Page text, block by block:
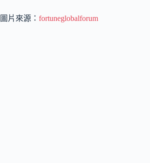
圖片來源： fortuneglobalforum